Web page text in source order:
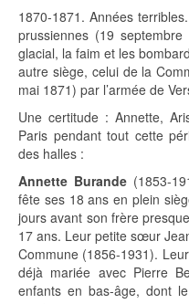
1870-1871. Années
prussiennes (19
glacial, la faim et les
autre siège, celui de la
mai 1871) par l’armée de
Une certitude : Annette,
Paris pendant tout cette
des halles :
Annette Burande(1853-
fête ses 18 ans en plein
jours avant son frère
17 ans. Leur petite sœur
Commune (1856-1931).
déjà mariée avec Pierre
enfants en bas-âge, dont